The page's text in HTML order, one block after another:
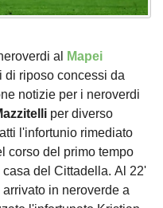
al
Mapei
di riposo concessi da
notizie per i neroverdi
per diverso
l'infortunio rimediato
corso del primo tempo
del Cittadella. Al 22'
in neroverde a